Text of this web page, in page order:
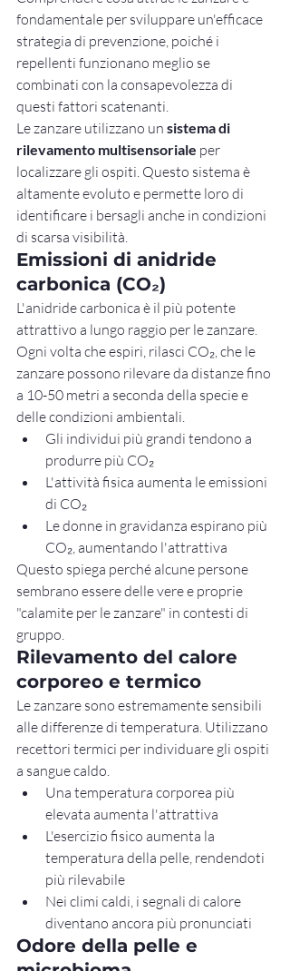
fondamentale per sviluppare un'efficace
strategia di prevenzione, poiché i
repellenti funzionano meglio se
combinati con la consapevolezza di
questi fattori scatenanti.
Le zanzare utilizzano un sistema di
rilevamento multisensoriale per
localizzare gli ospiti. Questo sistema è
altamente evoluto e permette loro di
identificare i bersagli anche in condizioni
di scarsa visibilità.
Emissioni di anidride
carbonica (CO₂)
L'anidride carbonica è il più potente
attrattivo a lungo raggio per le zanzare.
Ogni volta che espiri, rilasci CO₂, che le
zanzare possono rilevare da distanze fino
a 10-50 metri a seconda della specie e
delle condizioni ambientali.
Gli individui più grandi tendono a
produrre più CO₂
L'attività fisica aumenta le emissioni
di CO₂
Le donne in gravidanza espirano più
CO₂, aumentando l'attrattiva
Questo spiega perché alcune persone
sembrano essere delle vere e proprie
"calamite per le zanzare" in contesti di
gruppo.
Rilevamento del calore
corporeo e termico
Le zanzare sono estremamente sensibili
alle differenze di temperatura. Utilizzano
recettori termici per individuare gli ospiti
a sangue caldo.
Una temperatura corporea più
elevata aumenta l'attrattiva
L'esercizio fisico aumenta la
temperatura della pelle, rendendoti
più rilevabile
Nei climi caldi, i segnali di calore
diventano ancora più pronunciati
Odore della pelle e